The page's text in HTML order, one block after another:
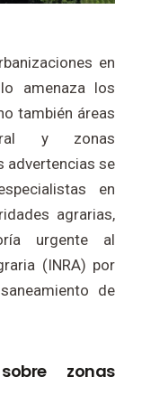
en
amenaza los
también áreas
y zonas
advertencias se
en
agrarias,
urgente al
(INRA) por
de
zonas